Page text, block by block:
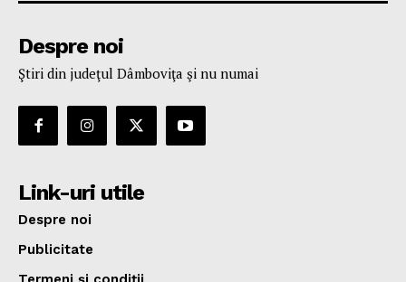
Despre noi
Ştiri din judeţul Dâmboviţa şi nu numai
Link-uri utile
Despre noi
Publicitate